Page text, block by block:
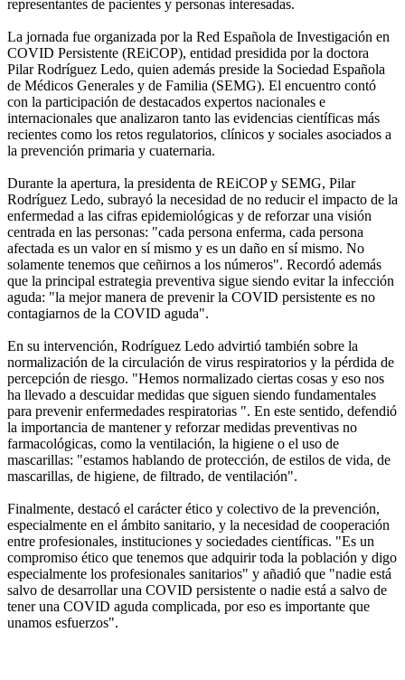
representantes de pacientes y personas interesadas.
La jornada fue organizada por la Red Española de Investigación en
COVID Persistente (REiCOP), entidad presidida por la doctora
Pilar Rodríguez Ledo, quien además preside la Sociedad Española
de Médicos Generales y de Familia (SEMG). El encuentro contó
con la participación de destacados expertos nacionales e
internacionales que analizaron tanto las evidencias científicas más
recientes como los retos regulatorios, clínicos y sociales asociados a
la prevención primaria y cuaternaria.
Durante la apertura, la presidenta de REiCOP y SEMG, Pilar
Rodríguez Ledo, subrayó la necesidad de no reducir el impacto de la
enfermedad a las cifras epidemiológicas y de reforzar una visión
centrada en las personas: "cada persona enferma, cada persona
afectada es un valor en sí mismo y es un daño en sí mismo. No
solamente tenemos que ceñirnos a los números". Recordó además
que la principal estrategia preventiva sigue siendo evitar la infección
aguda: "la mejor manera de prevenir la COVID persistente es no
contagiarnos de la COVID aguda".
En su intervención, Rodríguez Ledo advirtió también sobre la
normalización de la circulación de virus respiratorios y la pérdida de
percepción de riesgo. "Hemos normalizado ciertas cosas y eso nos
ha llevado a descuidar medidas que siguen siendo fundamentales
para prevenir enfermedades respiratorias ". En este sentido, defendió
la importancia de mantener y reforzar medidas preventivas no
farmacológicas, como la ventilación, la higiene o el uso de
mascarillas: "estamos hablando de protección, de estilos de vida, de
mascarillas, de higiene, de filtrado, de ventilación".
Finalmente, destacó el carácter ético y colectivo de la prevención,
especialmente en el ámbito sanitario, y la necesidad de cooperación
entre profesionales, instituciones y sociedades científicas. "Es un
compromiso ético que tenemos que adquirir toda la población y digo
especialmente los profesionales sanitarios" y añadió que "nadie está
salvo de desarrollar una COVID persistente o nadie está a salvo de
tener una COVID aguda complicada, por eso es importante que
unamos esfuerzos".